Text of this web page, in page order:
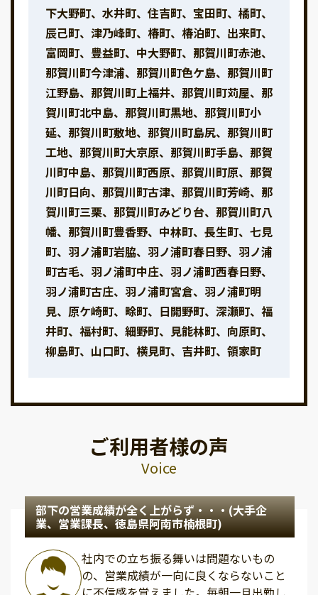
下大野町、水井町、住吉町、宝田町、橘町、
辰己町、津乃峰町、椿町、椿泊町、出来町、
富岡町、豊益町、中大野町、那賀川町赤池、
那賀川町今津浦、那賀川町色ケ島、那賀川町
江野島、那賀川町上福井、那賀川町苅屋、那
賀川町北中島、那賀川町黒地、那賀川町小
延、那賀川町敷地、那賀川町島尻、那賀川町
工地、那賀川町大京原、那賀川町手島、那賀
川町中島、那賀川町西原、那賀川町原、那賀
川町日向、那賀川町古津、那賀川町芳崎、那
賀川町三栗、那賀川町みどり台、那賀川町八
幡、那賀川町豊香野、中林町、長生町、七見
町、羽ノ浦町岩脇、羽ノ浦町春日野、羽ノ浦
町古毛、羽ノ浦町中庄、羽ノ浦町西春日野、
羽ノ浦町古庄、羽ノ浦町宮倉、羽ノ浦町明
見、原ケ崎町、畭町、日開野町、深瀬町、福
井町、福村町、細野町、見能林町、向原町、
柳島町、山口町、横見町、吉井町、領家町
ご利用者様の声
Voice
部下の営業成績が全く上がらず・・・(大手企
業、営業課長、徳島県阿南市楠根町)
社内での立ち振る舞いは問題ないもの
の、営業成績が一向に良くならないこと